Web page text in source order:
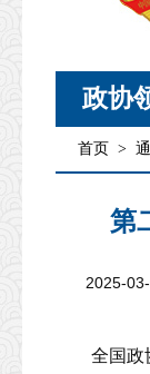
政协
首页 >
第
2025-
全国政